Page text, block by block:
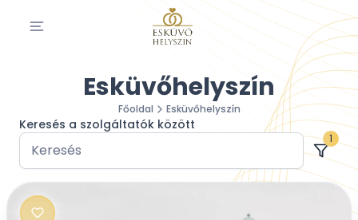
Esküvőhelyszín
Főoldal Esküvőhelyszín
Keresés a szolgáltatók között
1